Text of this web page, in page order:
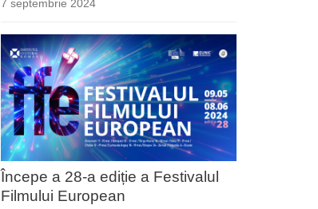
7 septembrie 2024
Începe a 28-a ediție a Festivalul
Filmului European